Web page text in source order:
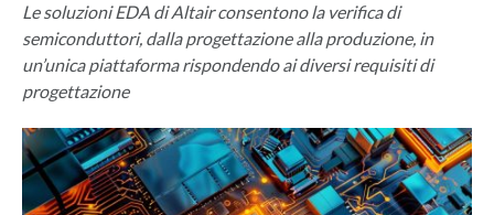
Le soluzioni EDA di Altair consentono la verifica di
semiconduttori, dalla progettazione alla produzione, in
un’unica piattaforma rispondendo ai diversi requisiti di
progettazione